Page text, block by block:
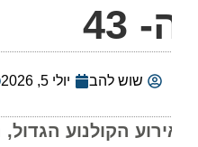
43
שוש להב יולי 5, 2026
הקולנוע הגדול,